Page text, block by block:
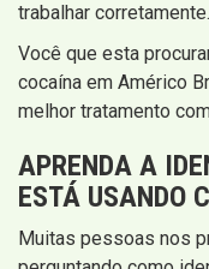
trabalhar corretamente.
Você que esta
cocaína em Américo
melhor tratamento
APRENDA A
ESTÁ USANDO
Muitas pessoas nos